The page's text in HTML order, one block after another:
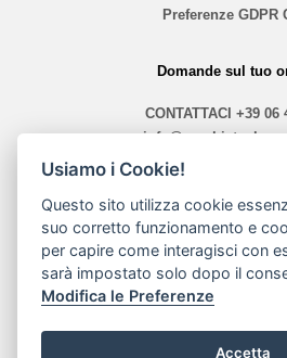
Preferenze GDPR
Domande sul tuo
CONTATTACI +39 06
orari 10,40 - 13,30 /
Modalità di
Usiamo i Cookie!
Questo sito utilizza cookie
suo corretto funzionamento e
per capire come interagisci con
sarà impostato solo dopo il
Modifica le Preferenze
Accetta